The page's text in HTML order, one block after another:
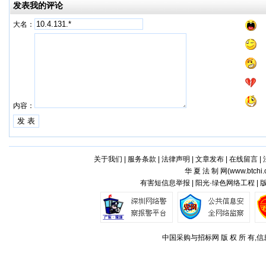
发表我的评论
大名：
内容：
关于我们 服务条款 法律声明 文章发布| 在线留言|
华 夏 法 制 网(
有害短信息举报 | 阳光·绿色网络工程 |
中国采购与招标网 版 权 所 有,